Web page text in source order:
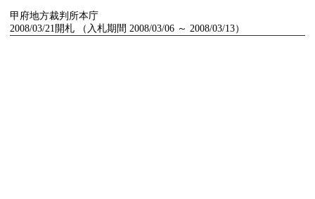
甲府地方裁判所本庁
2008/03/21開札 （入札期間 2008/03/06 ～ 2008/03/13）